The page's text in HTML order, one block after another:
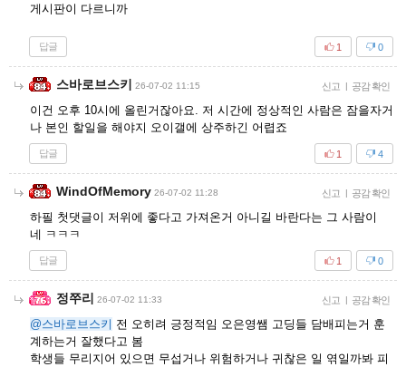
게시판이 다르니까
답글 0
1
스바로브스키 26-07-02 11:15 신고 | 공감 확인
이건 오후 10시에 올린거잖아요. 저 시간에 정상적인 사람은 잠을자거
나 본인 할일을 해야지 오이갤에 상주하긴 어렵죠
답글 4
1
WindOfMemory 26-07-02 11:28 신고 | 공감 확인
하필 첫댓글이 저위에 좋다고 가져온거 아니길 바란다는 그 사람이
네 ㅋㅋㅋ
답글 0
1
정쭈리 26-07-02 11:33 신고 | 공감 확인
@스바로브스키 전 오히려 긍정적임 오은영쌤 고딩들 담배피는거 훈
계하는거 잘했다고 봄
학생들 무리지어 있으면 무섭거나 위험하거나 귀찮은 일 엮일까봐 피